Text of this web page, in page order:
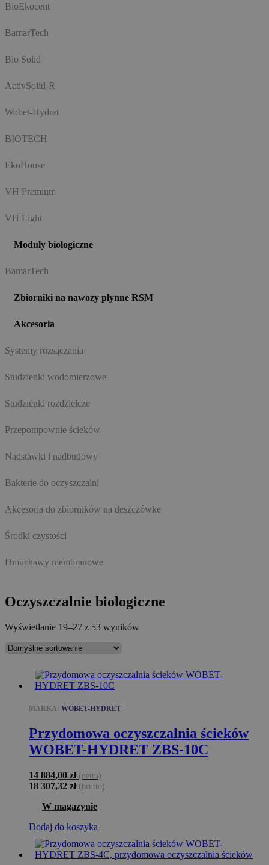
BioEkocent
BamarTech
Bio Solid
ActivSolid-R
Wobet-Hydret
BIOTECH
EkoHouse
VH Premium
VH Light
Moduły biologiczne
BamarTech
Zbiorniki na nawozy płynne RSM
Akcesoria
Systemy rozsączania
Studzienki wodomierzowe
Studzienki rozdzielcze
Przepompownie ścieków
Nadstawki i nadbudowy
Bakterie do oczyszczalni
Akcesoria do zbiorników na deszczówke
Środki czystości
Dmuchawy membranowe
Oczyszczalnie biologiczne
Wyświetlanie 19–27 z 53 wyników
MARKA: WOBET-HYDRET
Przydomowa oczyszczalnia ścieków
WOBET-HYDRET ZBS-10C
14 884,00 zł (netto)
18 307,32 zł (brutto)
W magazynie
Dodaj do koszyka